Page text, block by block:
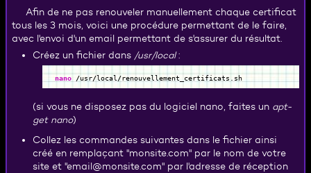
Afin de ne pas renouveler manuellement chaque certificat
tous les 3 mois, voici une procédure permettant de le faire,
avec l'envoi d'un email permettant de s'assurer du résultat.
Créez un fichier dans /usr/local:
nano /usr/local /renouvellement_certificats.sh
(si vous ne disposez pas du logiciel nano, faites un apt-
get nano)
Collez les commandes suivantes dans le fichier ainsi
créé en remplaçant "monsite.com" par le nom de votre
site et "email@monsite.com" par l'adresse de réception